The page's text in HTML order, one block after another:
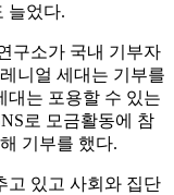
늘었다.
구소가 국내 기부자
니얼 세대는 기부를
대는 포용할 수 있는
로 모금활동에 참
기부를 했다.
고 있고 사회와 집단